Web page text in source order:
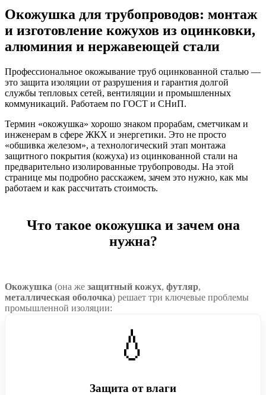
Окожушка для трубопроводов: монтаж
и изготовление кожухов из оцинковки,
алюминия и нержавеющей стали
Профессиональное окожывание труб оцинкованной сталью —
это защита изоляции от разрушения и гарантия долгой
службы тепловых сетей, вентиляции и промышленных
коммуникаций. Работаем по ГОСТ и СНиП.
Термин «окожушка» хорошо знаком прорабам, сметчикам и
инженерам в сфере ЖКХ и энергетики. Это не просто
«обшивка железом», а технологический этап монтажа
защитного покрытия (кожуха) из оцинкованной стали на
предварительно изолированные трубопроводы. На этой
странице мы подробно расскажем, зачем это нужно, как мы
работаем и как рассчитать стоимость.
Что такое окожушка и зачем она
нужна?
Окожушка (она же защитный кожух, футляр,
металлическая оболочка) решает три ключевые проблемы
промышленной изоляции:
💧
Защита от влаги